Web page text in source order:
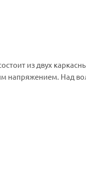
из двух
напряжением. Над
ворота,